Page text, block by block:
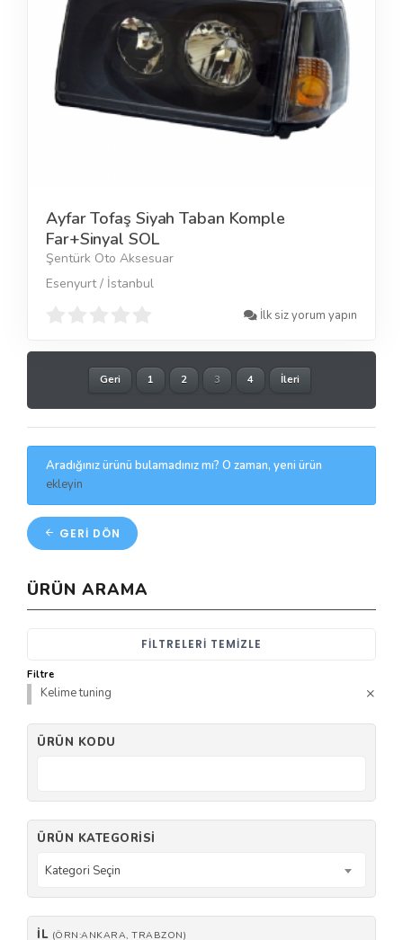
Ayfar Tofaş Siyah Taban Komple
Far+Sinyal SOL
Şentürk Oto Aksesuar
Esenyurt / İstanbul
İlk siz yorum yapın
Geri 1 2 3 4 İleri
Aradığınız ürünü bulamadınız mı? O zaman, yeni ürün
ekleyin
GERI DÖN
ÜRÜN ARAMA
FILTRELERI TEMIZLE
Filtre
Kelime tuning
ÜRÜN KODU
ÜRÜN KATEGORISI
Kategori Seçin
İL (ÖRN:ANKARA, TRABZON)